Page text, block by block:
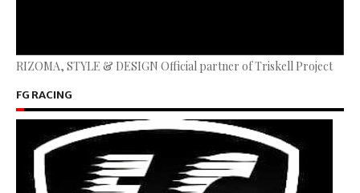
RIZOMA, STYLE & DESIGN Official partner of Triskell Project
FG RACING